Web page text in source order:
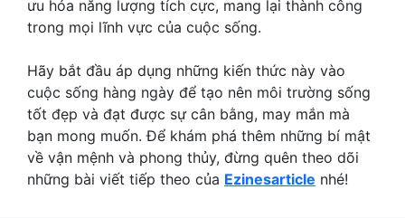
ưu hóa năng lượng tích cực, mang lại thành công
trong mọi lĩnh vực của cuộc sống.
Hãy bắt đầu áp dụng những kiến thức này vào
cuộc sống hàng ngày để tạo nên môi trường sống
tốt đẹp và đạt được sự cân bằng, may mắn mà
bạn mong muốn. Để khám phá thêm những bí mật
về vận mệnh và phong thủy, đừng quên theo dõi
những bài viết tiếp theo của Ezinesarticle nhé!